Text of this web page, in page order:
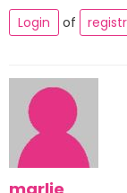
Login
of